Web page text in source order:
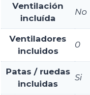
Ventilación
incluída
No
Ventiladores
incluidos
0
Patas / ruedas
incluidas
Si